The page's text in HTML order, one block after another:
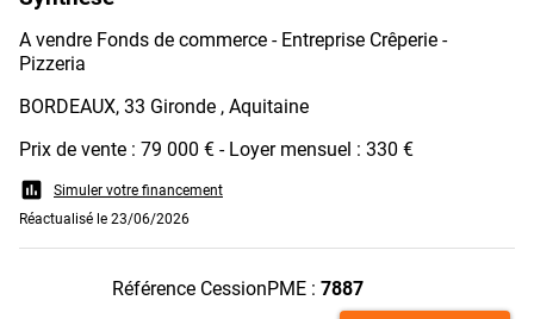
A vendre Fonds de commerce - Entreprise Crêperie -
Pizzeria
BORDEAUX, 33 Gironde , Aquitaine
Prix de vente : 79 000 € - Loyer mensuel : 330 €
assessment
Simuler votre financement
Réactualisé le 23/06/2026
Référence CessionPME : 7887